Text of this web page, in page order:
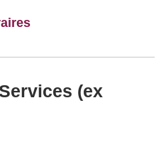
(ex